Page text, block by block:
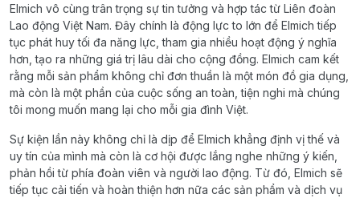
Elmich vô cùng trân trọng sự tin tưởng và hợp tác từ Liên đoàn
Lao động Việt Nam. Đây chính là động lực to lớn để Elmich tiếp
tục phát huy tối đa năng lực, tham gia nhiều hoạt động ý nghĩa
hơn, tạo ra những giá trị lâu dài cho cộng đồng. Elmich cam kết
rằng mỗi sản phẩm không chỉ đơn thuần là một món đồ gia dụng,
mà còn là một phần của cuộc sống an toàn, tiện nghi mà chúng
tôi mong muốn mang lại cho mỗi gia đình Việt.
Sự kiện lần này không chỉ là dịp để Elmich khẳng định vị thế và
uy tín của mình mà còn là cơ hội được lắng nghe những ý kiến,
phản hồi từ phía đoàn viên và người lao động. Từ đó, Elmich sẽ
tiếp tục cải tiến và hoàn thiện hơn nữa các sản phẩm và dịch vụ